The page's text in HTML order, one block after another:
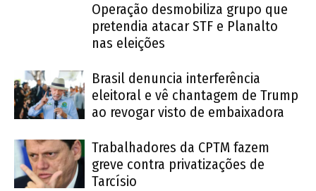
Operação desmobiliza grupo que
pretendia atacar STF e Planalto
nas eleições
Brasil denuncia interferência
eleitoral e vê chantagem de Trump
ao revogar visto de embaixadora
Trabalhadores da CPTM fazem
greve contra privatizações de
Tarcísio